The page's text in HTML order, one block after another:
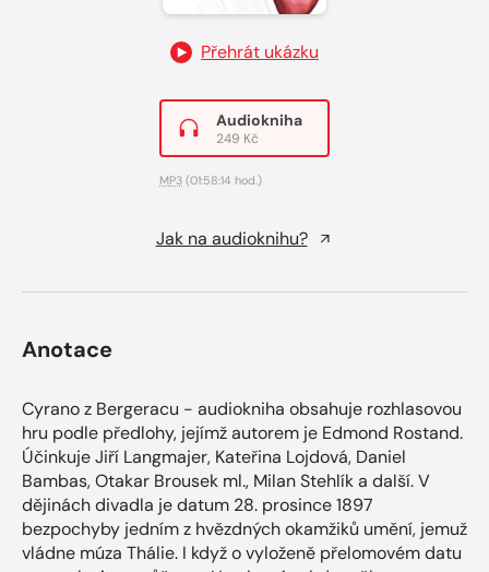
Přehrát ukázku
Audiokniha
249 Kč
MP3 (01:58:14 hod.)
Jak na audioknihu?
Anotace
Cyrano z Bergeracu - audiokniha obsahuje rozhlasovou
hru podle předlohy, jejímž autorem je Edmond Rostand.
Účinkuje Jiří Langmajer, Kateřina Lojdová, Daniel
Bambas, Otakar Brousek ml., Milan Stehlík a další. V
dějinách divadla je datum 28. prosince 1897
bezpochyby jedním z hvězdných okamžiků umění, jemuž
vládne múza Thálie. I když o vyloženě přelomovém datu